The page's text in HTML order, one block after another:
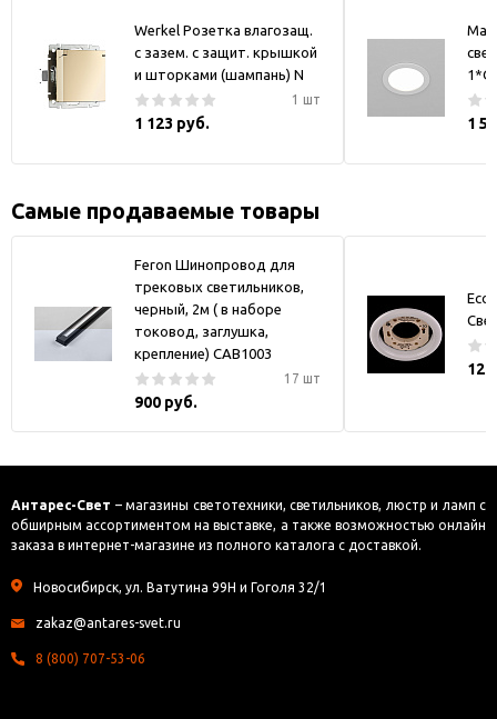
Werkel Розетка влагозащ.
с зазем. с защит. крышкой
и шторками (шампань) N
1 шт
1 123 руб. 1
Самые продаваемые товары
Feron Шинопровод для
трековых светильников,
черный, 2м ( в наборе
токовод, заглушка,
крепление) CAB1003
17 шт
900 руб.
Антарес-Свет – магазины светотехники, светильников, люстр и ламп с
обширным ассортиментом на выставке, а также возможностью онлайн
заказа в интернет-магазине из полного каталога с доставкой.
Новосибирск, ул. Ватутина 99Н и Гоголя 32/1
zakaz@antares-svet.ru
8 (800) 707-53-06